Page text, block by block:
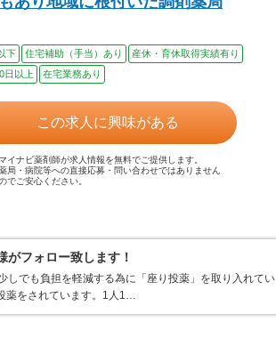
下 住宅補助（手当）あり
産休・育休取得実績有り
日以上 在宅業務あり
この求人に興味がある
イナビ薬剤師が求人情報を無料でご提供します。
局・病院等への直接応募・問い合わせではありません
でご安心ください。
フォロー致します！
でも負担を軽減する為に「座り投薬」を取り入れてい
薬をされています。1人1…